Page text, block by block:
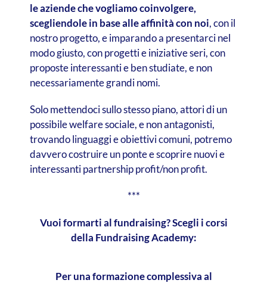
le aziende che vogliamo coinvolgere,
scegliendole in base alle affinità con noi, con il
nostro progetto, e imparando a presentarci nel
modo giusto, con progetti e iniziative seri, con
proposte interessanti e ben studiate, e non
necessariamente grandi nomi.
Solo mettendoci sullo stesso piano, attori di un
possibile welfare sociale, e non antagonisti,
trovando linguaggi e obiettivi comuni, potremo
davvero costruire un ponte e scoprire nuovi e
interessanti partnership profit/non profit.
***
Vuoi formarti al fundraising? Scegli i corsi
della Fundraising Academy:
Per una formazione complessiva al